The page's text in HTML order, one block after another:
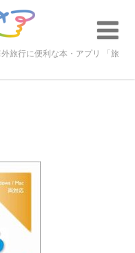
旅行に便利な本・アプリ 「旅